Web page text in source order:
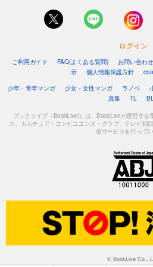
ログイン
ご利用ガイド FAQ(よくある質問) お問い合わせ
示
個人情報保護方針
少年・青年マンガ
少女・女性マンガ ラノベ
真集
TL
ブックライブ（BookLive!）は、BookLiveが運営する
ス、カルチュア・コンビニエンス・クラブ、テレビ朝
信サービスを行ってい
© BookLive Co.,